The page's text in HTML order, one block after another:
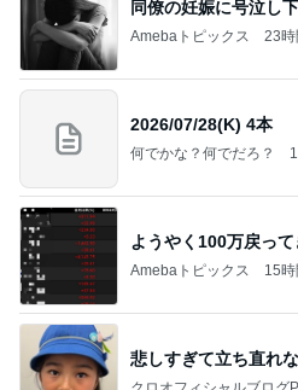
同僚の妊娠に号泣し
Amebaトピックス 23
2026/07/28(K) 4本
何でかな？何でだろ？
ようやく100万戻っ
Amebaトピックス 15
悲しすぎて立ち直れな